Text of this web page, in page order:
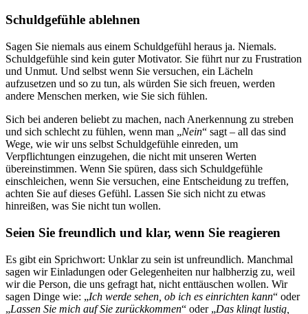
Schuldgefühle ablehnen
Sagen Sie niemals aus einem Schuldgefühl heraus ja. Niemals.
Schuldgefühle sind kein guter Motivator. Sie führt nur zu Frustration
und Unmut. Und selbst wenn Sie versuchen, ein Lächeln
aufzusetzen und so zu tun, als würden Sie sich freuen, werden
andere Menschen merken, wie Sie sich fühlen.
Sich bei anderen beliebt zu machen, nach Anerkennung zu streben
und sich schlecht zu fühlen, wenn man „Nein“ sagt – all das sind
Wege, wie wir uns selbst Schuldgefühle einreden, um
Verpflichtungen einzugehen, die nicht mit unseren Werten
übereinstimmen. Wenn Sie spüren, dass sich Schuldgefühle
einschleichen, wenn Sie versuchen, eine Entscheidung zu treffen,
achten Sie auf dieses Gefühl. Lassen Sie sich nicht zu etwas
hinreißen, was Sie nicht tun wollen.
Seien Sie freundlich und klar, wenn Sie reagieren
Es gibt ein Sprichwort: Unklar zu sein ist unfreundlich. Manchmal
sagen wir Einladungen oder Gelegenheiten nur halbherzig zu, weil
wir die Person, die uns gefragt hat, nicht enttäuschen wollen. Wir
sagen Dinge wie: „Ich werde sehen, ob ich es einrichten kann“ oder
„Lassen Sie mich auf Sie zurückkommen“ oder „Das klingt lustig,